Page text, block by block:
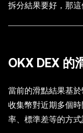
拆分結果要好，那這
OKX DEX 的
當前的滑點結果基
收集幣對近期多個
率、標準差等的方式